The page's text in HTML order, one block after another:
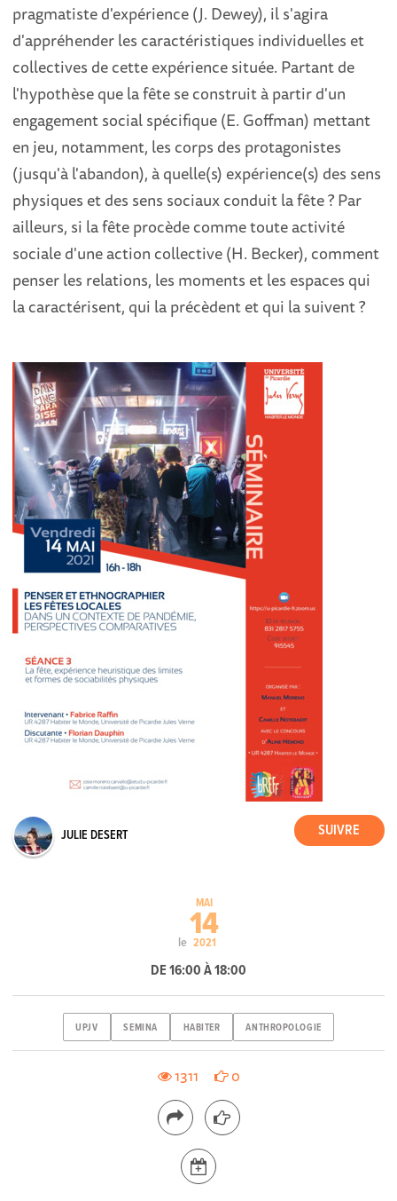
pragmatiste d'expérience (J. Dewey), il s'agira
d'appréhender les caractéristiques individuelles et
collectives de cette expérience située. Partant de
l'hypothèse que la fête se construit à partir d'un
engagement social spécifique (E. Goffman) mettant
en jeu, notamment, les corps des protagonistes
(jusqu'à l'abandon), à quelle(s) expérience(s) des sens
physiques et des sens sociaux conduit la fête ? Par
ailleurs, si la fête procède comme toute activité
sociale d'une action collective (H. Becker), comment
penser les relations, les moments et les espaces qui
la caractérisent, qui la précèdent et qui la suivent ?
JULIE DESERT
le
MAI
14
2021
DE 16:00 À 18:00
UPJV SEMINA HABITER ANTHROPOLOGIE
1311 0